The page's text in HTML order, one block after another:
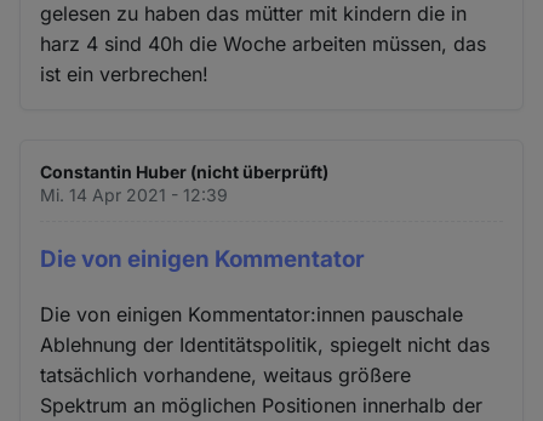
gelesen zu haben das mütter mit kindern die in
harz 4 sind 40h die Woche arbeiten müssen, das
ist ein verbrechen!
Constantin Huber (nicht überprüft)
Mi. 14 Apr 2021 - 12:39
Die von einigen Kommentator
Die von einigen Kommentator:innen pauschale
Ablehnung der Identitätspolitik, spiegelt nicht das
tatsächlich vorhandene, weitaus größere
Spektrum an möglichen Positionen innerhalb der